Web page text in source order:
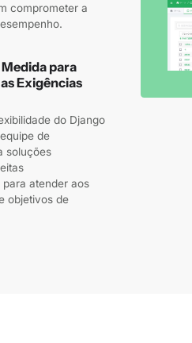
comprometer a
para
Exigências
do Django
de
soluções
atender aos
objetivos de